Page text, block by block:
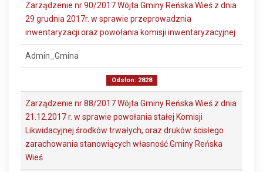
Zarządzenie nr 90/2017 Wójta Gminy Reńska Wieś z dnia
29 grudnia 2017r. w sprawie przeprowadznia
inwentaryzacji oraz powołania komisji inwentaryzacyjnej
Admin_Gmina
Odsłon: 2828
Zarządzenie nr 88/2017 Wójta Gminy Reńska Wieś z dnia
21.12.2017 r. w sprawie powołania stałej Komisji
Likwidacyjnej środków trwałych, oraz druków ścisłego
zarachowania stanowiących własność Gminy Reńska
Wieś